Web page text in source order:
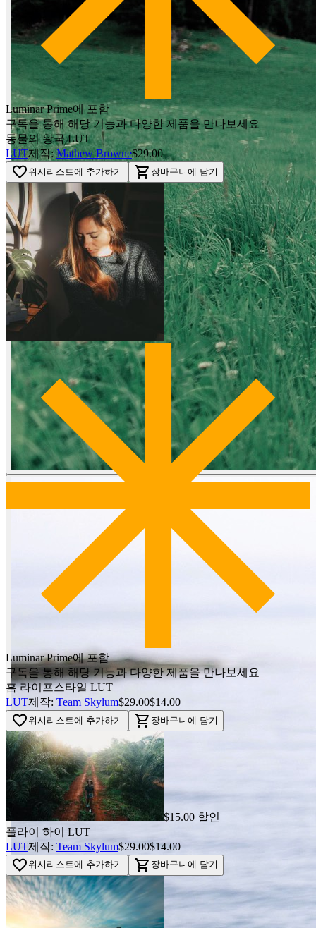
Luminar Prime에 포함
구독을 통해 해당 기능과 다양한 제품을 만나보세요
동물의 왕국 LUT
LUT제작: Mathew Browne$29.00
favorite_border 위시리스트에 추가하기 shopping_cart 장바구니에 담기
Luminar Prime에 포함
구독을 통해 해당 기능과 다양한 제품을 만나보세요
홈 라이프스타일 LUT
LUT제작: Team Skylum$29.00$14.00
favorite_border 위시리스트에 추가하기 shopping_cart 장바구니에 담기
$15.00 할인
플라이 하이 LUT
LUT제작: Team Skylum$29.00$14.00
favorite_border 위시리스트에 추가하기 shopping_cart 장바구니에 담기